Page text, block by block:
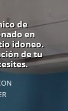
de
en
idoneo.
de tu